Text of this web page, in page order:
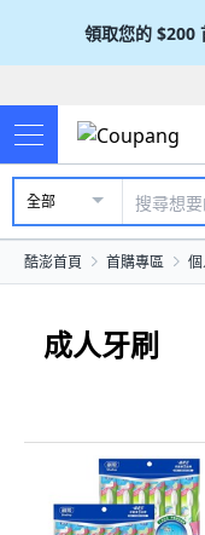
領取您的 $200
全部
酷澎首頁 首購專區
成人牙刷